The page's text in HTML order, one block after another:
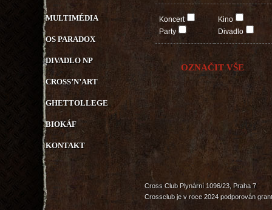
MULTIMÉDIA
OS PARADOX
DIVADLO NP
CROSS’N’ART
GHETTOLLEGE
BIOKÁF
KONTAKT
Koncert
Party
Kino
Divadlo
OZNAČIT VŠE
Cross Club Plynární 1096/23, Praha 7
Crossclub je v roce 2024 podporován